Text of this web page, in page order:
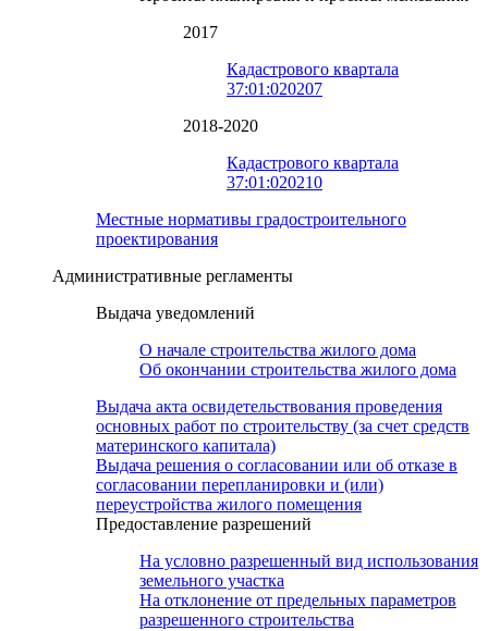
2017
Кадастрового квартала
37:01:020207
2018-2020
Кадастрового квартала
37:01:020210
Местные нормативы градостроительного
проектирования
Административные регламенты
Выдача уведомлений
О начале строительства жилого дома
Об окончании строительства жилого дома
Выдача акта освидетельствования проведения
основных работ по строительству (за счет средств
материнского капитала)
Выдача решения о согласовании или об отказе в
согласовании перепланировки и (или)
переустройства жилого помещения
Предоставление разрешений
На условно разрешенный вид использования
земельного участка
На отклонение от предельных параметров
разрешенного строительства